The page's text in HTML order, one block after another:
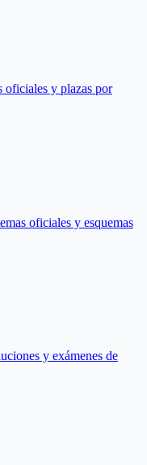
oficiales y plazas por
oficiales y esquemas
y exámenes de